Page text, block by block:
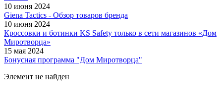
10 июня 2024
Giena Tactics - Обзор товаров бренда
10 июня 2024
Кроссовки и ботинки KS Safety только в сети магазинов «Дом
Миротворца»
15 мая 2024
Бонусная программа "Дом Миротворца"
Элемент не найден